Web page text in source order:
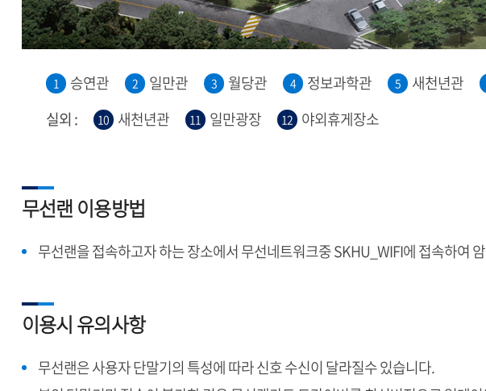
1 승연관 2 일만관 3 월당관 4 정보과학관 5 새천년관
실외 :
10 새천년관 11 일만광장 12 야외휴게장소
무선랜 이용방법
무선랜을 접속하고자 하는 장소에서 무선네트워크중 SKHU_WIFI에 접속하여
이용시 유의사항
무선랜은 사용자 단말기의 특성에 따라 신호 수신이 달라질수 있습니다.